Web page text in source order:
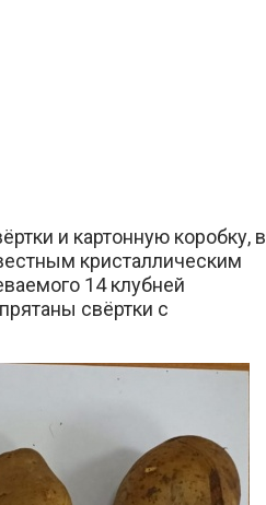
и картонную коробку, в
кристаллическим
14 клубней
свёртки с